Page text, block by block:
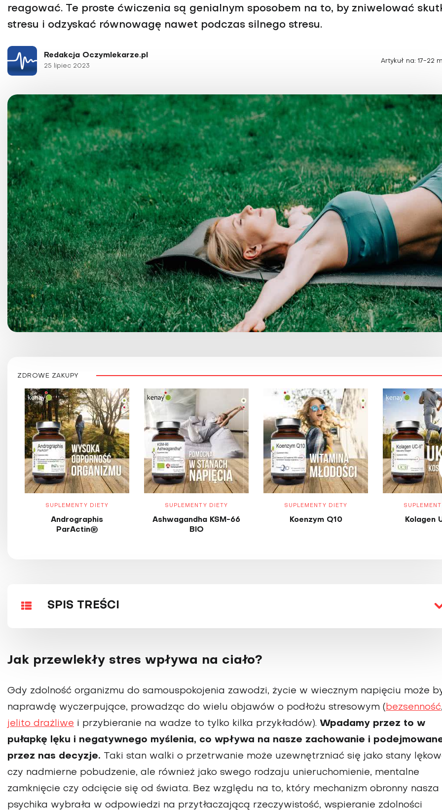
Choroby kobiece
Choroby laryngologiczne
Choroby zębów i dziąseł
Nowotwory
reagować. Te proste ćwiczenia są genialnym sposobem na to, by zniwelować
stresu i odzyskać równowagę nawet podczas silnego stresu.
Redakcja Oczymlekarze.pl
25 lipiec 2023
Artykuł na: 17-22
ZDROWE ZAKUPY
SUPLEMENTY DIETY
Andrographis
ParActin®
SUPLEMENTY DIETY
Ashwagandha KSM-66
BIO
SUPLEMENTY DIETY
Koenzym Q10 Kolagen
SPIS TREŚCI
Jak przewlekły stres wpływa na ciało?
Gdy zdolność organizmu do samo­uspokojenia zawodzi, życie w wiecz­nym napięciu może
naprawdę wyczerpujące, prowadząc do wielu objawów o podłożu stresowym ( bez­senność,
jelito drażliwe i przybiera­nie na wadze to tylko kilka przykła­dów). Wpadamy przez to w
pułapkę lęku i negatywnego myślenia, co wpływa na nasze zachowanie i
przez nas decyzje. Taki stan walki o przetrwanie może uzewnętrzniać się jako stany
czy nadmierne pobudzenie, ale również jako swego rodzaju unie­ruchomienie, mentalne
zamknię­cie czy odcięcie się od świata. Bez względu na to, który mecha­nizm obronny nasza
psychika wybrała w odpowiedzi na przy­tłaczającą rzeczywistość, wspie­ranie zdolności